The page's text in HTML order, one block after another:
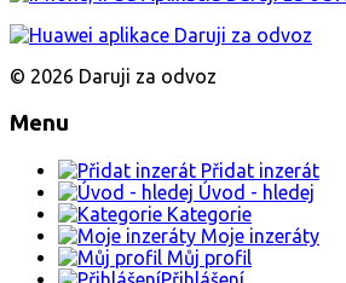
© 2026 Daruji za odvoz
Menu
Přidat inzerát
Úvod - hledej
Kategorie
Moje inzeráty
Můj profil